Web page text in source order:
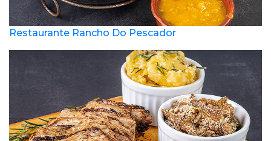
Restaurante Rancho Do Pescador